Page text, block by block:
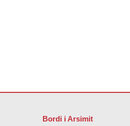
Bordi i Arsimit